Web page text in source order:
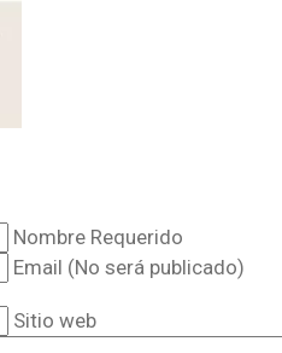
Nombre Requerido
Email (No será publicado)
Sitio web